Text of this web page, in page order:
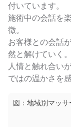
付いています。
施術中の会話を
徴。
お客様との会話
然と解けていく。
人情と触れ合い
ではの温かさを
図：地域別マッ